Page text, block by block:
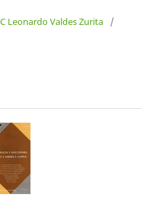
Leonardo Valdes Zurita
/